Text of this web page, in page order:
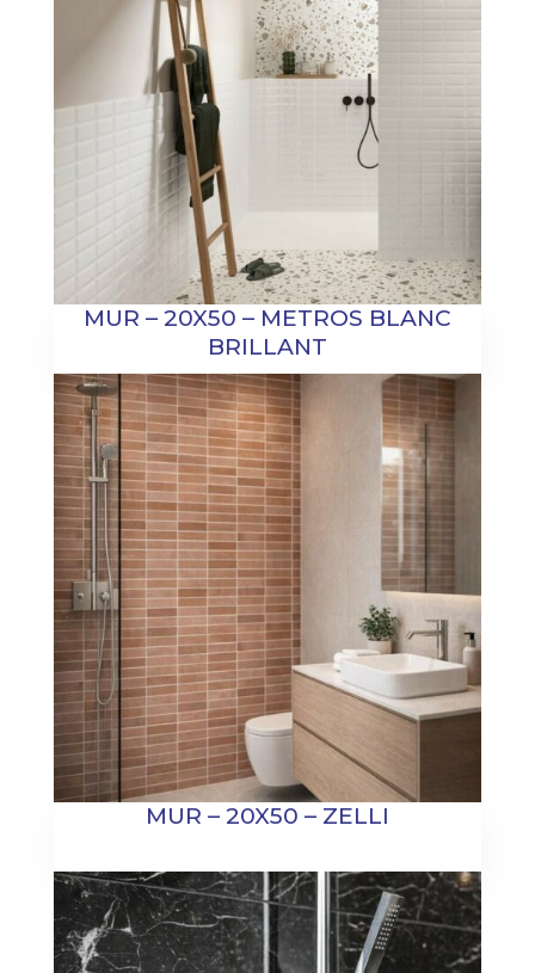
MUR – 20X50 – METROS BLANC
BRILLANT
MUR – 20X50 – ZELLI